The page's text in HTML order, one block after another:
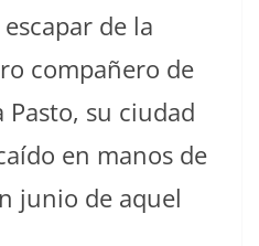
de la
compañero de
Pasto, su ciudad
en manos de
junio de aquel